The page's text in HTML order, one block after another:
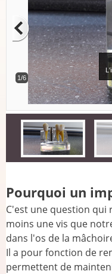
1/6
Pourquoi un
C'est une question qui
moins une vis que
dans l'os de la
Il a pour fonction de
permettent de